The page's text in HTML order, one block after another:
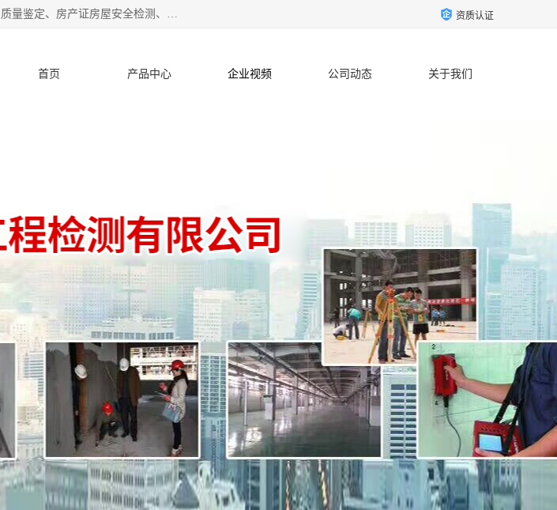
深圳市住建建筑检测鉴定有限公司提供：钢结构检测、房屋鉴定机构 、房屋裂缝检测 、房屋质量鉴定、房产证房屋安全检测、房屋检测鉴定、钢结构夹层安全检测、养老院房屋抗震检测等服务。 资质认证
首页 产品中心 企业视频 公司动态 关于我们